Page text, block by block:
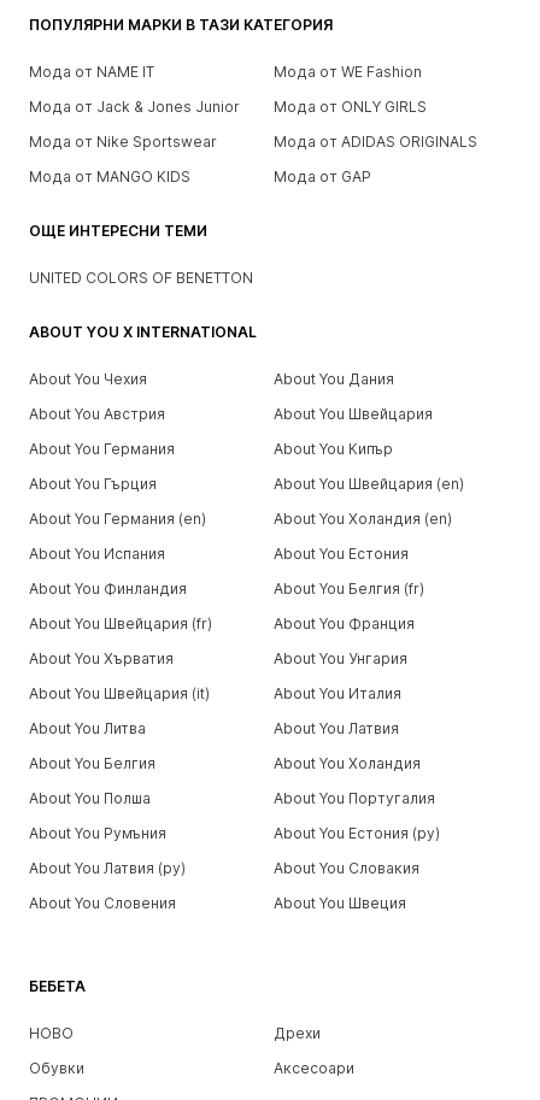
БЕБЕТА
НОВО
Дрехи
Обувки
Аксесоари
ПОПУЛЯРНИ МАРКИ В ТАЗИ КАТЕГОРИЯ
Мода от NAME IT
Мода от WE Fashion
Мода от Jack & Jones Junior
Мода от ONLY GIRLS
Мода от Nike Sportswear
Мода от ADIDAS ORIGINALS
Мода от MANGO KIDS
Мода от GAP
ОЩЕ ИНТЕРЕСНИ ТЕМИ
UNITED COLORS OF BENETTON
ABOUT YOU X INTERNATIONAL
About You Чехия
About You Дания
About You Австрия
About You Швейцария
About You Германия
About You Кипър
About You Гърция
About You Швейцария (en)
About You Германия (en)
About You Холандия (en)
About You Испания
About You Естония
About You Финландия
About You Белгия (fr)
About You Швейцария (fr)
About You Франция
About You Хърватия
About You Унгария
About You Швейцария (it)
About You Италия
About You Литва
About You Латвия
About You Белгия
About You Холандия
About You Полша
About You Португалия
About You Румъния
About You Естония (ру)
About You Латвия (ру)
About You Словакия
About You Словения
About You Швеция